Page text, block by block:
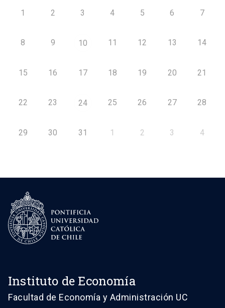
1 2 3 4 5 6 7
8 9 10 11 12 13 14
15 16 17 18 19 20 21
22 23 24 25 26 27 28
29 30 31 1 2 3 4
Instituto de Economía
Facultad de Economía y Administración UC